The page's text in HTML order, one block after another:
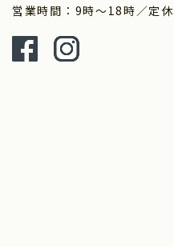
営業時間：9時～18時／定